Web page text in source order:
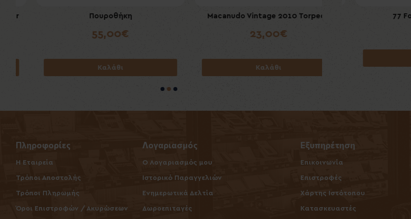
Πουροθήκη
55,00€
Καλάθι
Macanudo Vintage 2010 Torpedo
23,00€
Καλάθι
Villiger Premium
77 Black Currant Ice Slim
6,50€
Καλάθι
77
Πληροφορίες
Η Εταιρεία
Τρόποι Αποστολής
Τρόποι Πληρωμής
Όροι Επιστροφών / Ακυρώσεων
Λογαριασμός
O Λογαριασμός μου
Ιστορικό Παραγγελιών
Ενημερωτικά Δελτία
Δωροεπιταγές
Εξυπηρέτηση
Επικοινωνία
Επιστροφές
Χάρτης Ιστότοπου
Κατασκευαστές